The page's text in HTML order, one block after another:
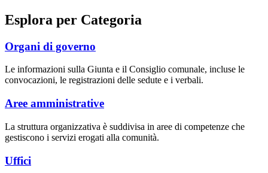
Esplora per Categoria
Organi di governo
Le informazioni sulla Giunta e il Consiglio comunale, incluse le
convocazioni, le registrazioni delle sedute e i verbali.
Aree amministrative
La struttura organizzativa è suddivisa in aree di competenze che
gestiscono i servizi erogati alla comunità.
Uffici